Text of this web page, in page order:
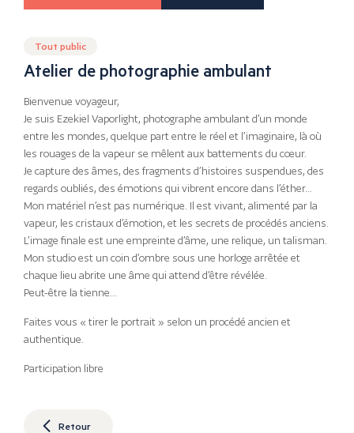
Tout public
Atelier de photographie ambulant
Bienvenue voyageur,
Je suis Ezekiel Vaporlight, photographe ambulant d’un monde
entre les mondes, quelque part entre le réel et l’imaginaire, là où
les rouages de la vapeur se mêlent aux battements du cœur.
Je capture des âmes, des fragments d’histoires suspendues, des
regards oubliés, des émotions qui vibrent encore dans l’éther…
Mon matériel n’est pas numérique. Il est vivant, alimenté par la
vapeur, les cristaux d’émotion, et les secrets de procédés anciens.
L’image finale est une empreinte d’âme, une relique, un talisman.
Mon studio est un coin d’ombre sous une horloge arrêtée et
chaque lieu abrite une âme qui attend d’être révélée.
Peut-être la tienne…
Faites vous « tirer le portrait » selon un procédé ancien et
authentique.
Participation libre
Retour